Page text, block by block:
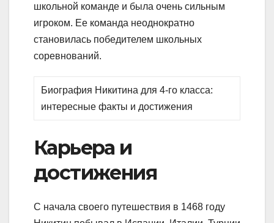
школьной команде и была очень сильным
игроком. Ее команда неоднократно
становилась победителем школьных
соревнований.
Биография Никитина для 4-го класса:
интересные факты и достижения
Карьера и
достижения
С начала своего путешествия в 1468 году